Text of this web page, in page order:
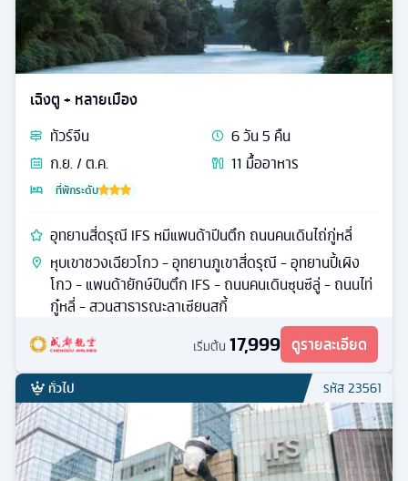
เฉิงตู + หลายเมือง
ทัวร์จีน 6วัน5 คืน
ก.ย. / ต.ค.
11 มื้ออาหาร
ที่พักระดับ
อุทยานสี่ดรุณี IFS หมีแพนด้าปีนตึก ถนนคนเดินไถ่กู่หลี่
หุบเขาชวงเฉียวโกว - อุทยานภูเขาสี่ดรุณี - อุทยานปี้เผิง
โกว - แพนด้ายักษ์ปีนตึก IFS - ถนนคนเดินซุนซีลู่ - ถนนไท่
กู๋หลี่ - สวนสาธารณะลาเซียนสกี้
เริ่มต้น 17,999 ดูรายละเอียด
ทั่วไป รหัส23561